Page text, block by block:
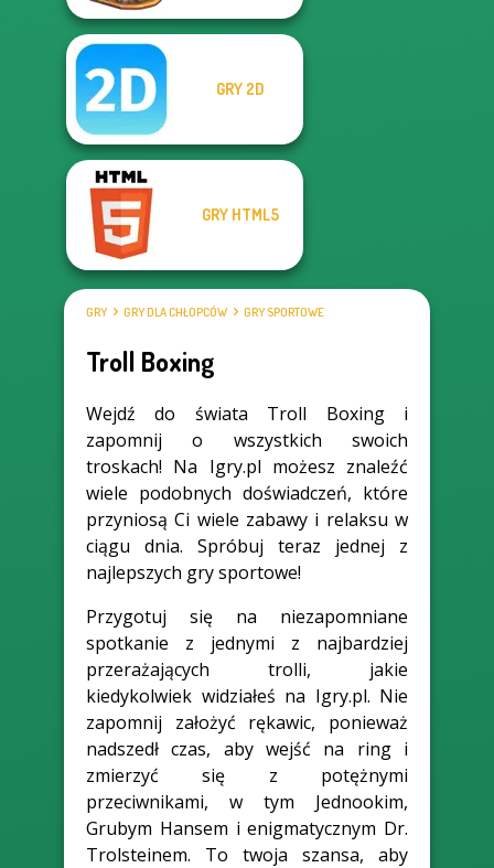
GRY 2D
GRY HTML5
GRY GRY DLA CHŁOPCÓW GRY SPORTOWE
Troll Boxing
Wejdź do świata Troll Boxing i
zapomnij o wszystkich swoich
troskach! Na Igry.pl możesz znaleźć
wiele podobnych doświadczeń, które
przyniosą Ci wiele zabawy i relaksu w
ciągu dnia. Spróbuj teraz jednej z
najlepszych gry sportowe!
Przygotuj się na niezapomniane
spotkanie z jednymi z najbardziej
przerażających trolli, jakie
kiedykolwiek widziałeś na Igry.pl. Nie
zapomnij założyć rękawic, ponieważ
nadszedł czas, aby wejść na ring i
zmierzyć się z potężnymi
przeciwnikami, w tym Jednookim,
Grubym Hansem i enigmatycznym Dr.
Trolsteinem. To twoja szansa, aby